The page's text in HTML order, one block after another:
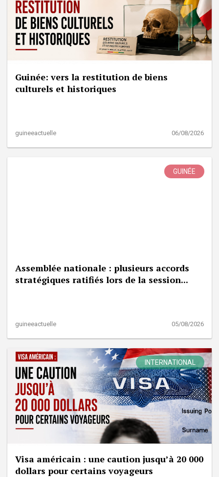
Guinée: vers la restitution de biens
culturels et historiques
guineeactuelle 06/08/2026
GUINÉE
Assemblée nationale : plusieurs accords
stratégiques ratifiés lors de la session...
guineeactuelle 05/08/2026
INTERNATIONAL
Visa américain : une caution jusqu’à 20 000
dollars pour certains voyageurs